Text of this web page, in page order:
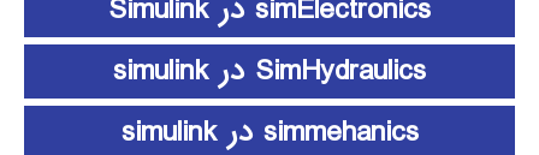
simElectronics در Simulink
SimHydraulics در simulink
simmehanics در simulink